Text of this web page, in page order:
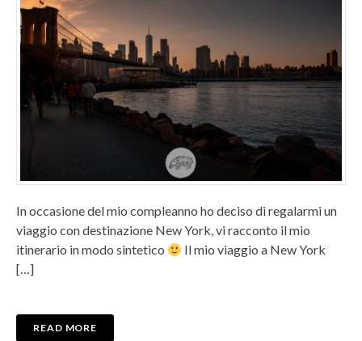
In occasione del mio compleanno ho deciso di regalarmi un
viaggio con destinazione New York, vi racconto il mio
itinerario in modo sintetico
Il mio viaggio a New York
[…]
READ MORE